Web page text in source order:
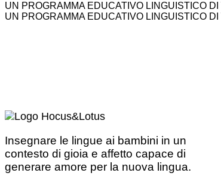
UN PROGRAMMA EDUCATIVO LINGUISTICO
UN PROGRAMMA EDUCATIVO LINGUISTICO
Insegnare le lingue ai bambini in un
contesto di gioia e affetto capace di
generare amore per la nuova lingua.